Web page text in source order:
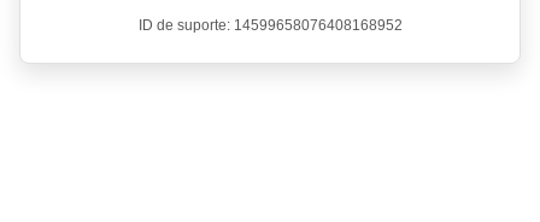
ID de suporte: 14599658076408168952